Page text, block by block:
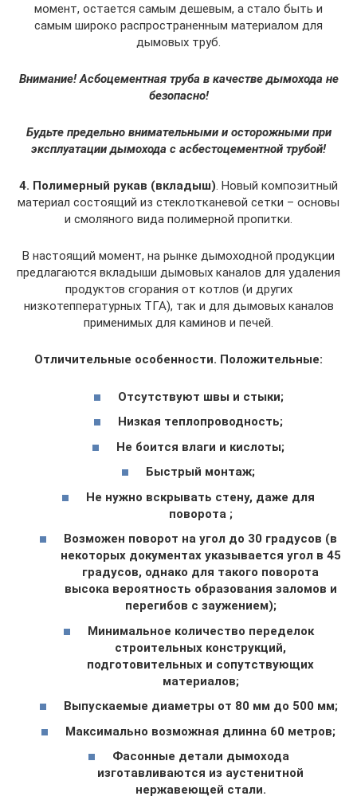
момент, остается самым дешевым, а стало быть и
самым широко распространенным материалом для
дымовых труб.
Внимание! Асбоцементная труба в качестве дымохода не
безопасно!
Будьте предельно внимательными и осторожными при
эксплуатации дымохода с асбестоцементной трубой!
4. Полимерный рукав (вкладыш). Новый композитный
материал состоящий из стеклотканевой сетки – основы
и смоляного вида полимерной пропитки.
В настоящий момент, на рынке дымоходной продукции
предлагаются вкладыши дымовых каналов для удаления
продуктов сгорания от котлов (и других
низкотеппературных ТГА), так и для дымовых каналов
применимых для каминов и печей.
Отличительные особенности. Положительные:
Отсутствуют швы и стыки;
Низкая теплопроводность;
Не боится влаги и кислоты;
Быстрый монтаж;
Не нужно вскрывать стену, даже для
поворота ;
Возможен поворот на угол до 30 градусов (в
некоторых документах указывается угол в 45
градусов, однако для такого поворота
высока вероятность образования заломов и
перегибов с заужением);
Минимальное количество переделок
строительных конструкций,
подготовительных и сопутствующих
материалов;
Выпускаемые диаметры от 80 мм до 500 мм;
Максимально возможная длинна 60 метров;
Фасонные детали дымохода
изготавливаются из аустенитной
нержавеющей стали.